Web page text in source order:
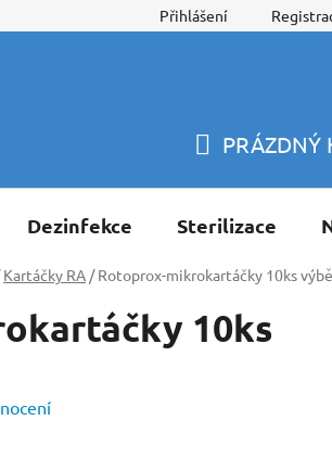
Přihlášení
KOŠÍK
PRÁZDNÝ
Dezinfekce Sterilizace
Kartáčky RA / Rotoprox-mikrokartáčky 10ks
10ks